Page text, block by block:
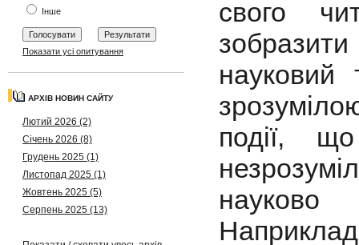
Інше
Показати усі опитування
АРХІВ НОВИН САЙТУ
Лютий 2026 (2)
Січень 2026 (8)
Грудень 2025 (1)
Листопад 2025 (1)
Жовтень 2025 (5)
Серпень 2025 (13)
свого
науковий
події,
науково